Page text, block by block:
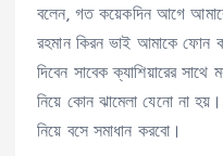
বলেন, গত কয়েকদিন আগে
রহমান কিরন ভাই আমাকে ফোন
দিবেন সাবেক ক্যাশিয়ারের
নিয়ে কোন ঝামেলা যেনো না
নিয়ে বসে সমাধান করবো।